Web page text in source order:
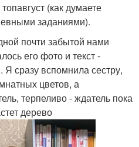
(как думаете
заданиями).
почти забытой нами
его фото и текст -
сразу вспомнила сестру,
цветов, а
терпеливо - ждатель пока
дерево